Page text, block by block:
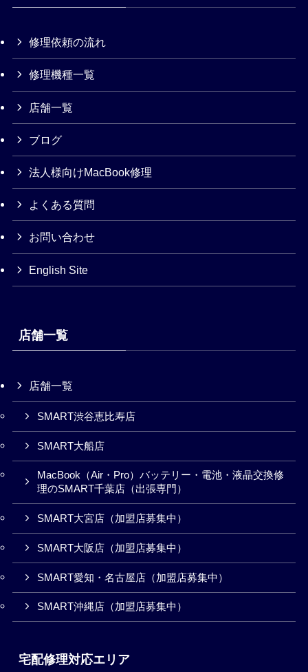
修理依頼の流れ
修理機種一覧
店舗一覧
ブログ
法人様向けMacBook修理
よくある質問
お問い合わせ
English Site
店舗一覧
店舗一覧
SMART渋谷恵比寿店
SMART大船店
MacBook（Air・Pro）バッテリー・電池・液晶交換修
理のSMART千葉店（出張専門）
SMART大宮店（加盟店募集中）
SMART大阪店（加盟店募集中）
SMART愛知・名古屋店（加盟店募集中）
SMART沖縄店（加盟店募集中）
宅配修理対応エリア